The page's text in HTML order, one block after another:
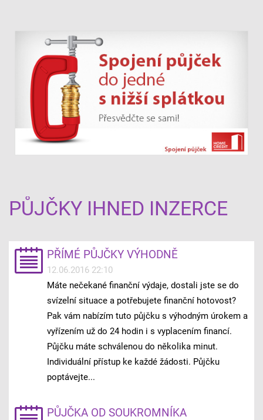
PŮJČKY IHNED INZERCE
PŘÍMÉ PŮJČKY VÝHODNĚ
12.06.2016 22:10
Máte nečekané finanční výdaje, dostali jste se do
svízelní situace a potřebujete finanční hotovost?
Pak vám nabízím tuto půjčku s výhodným úrokem a
vyřízením už do 24 hodin i s vyplacením financí.
Půjčku máte schválenou do několika minut.
Individuální přístup ke každé žádosti. Půjčku
poptávejte...
PŮJČKA OD SOUKROMNÍKA